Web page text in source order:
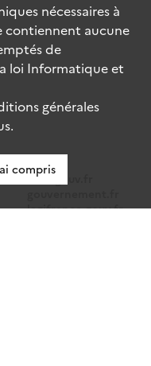
data.gouv.fr
legifrance.gouv.fr
nécessaires à
contiennent aucune
de
loi Informatique et
générales
compris